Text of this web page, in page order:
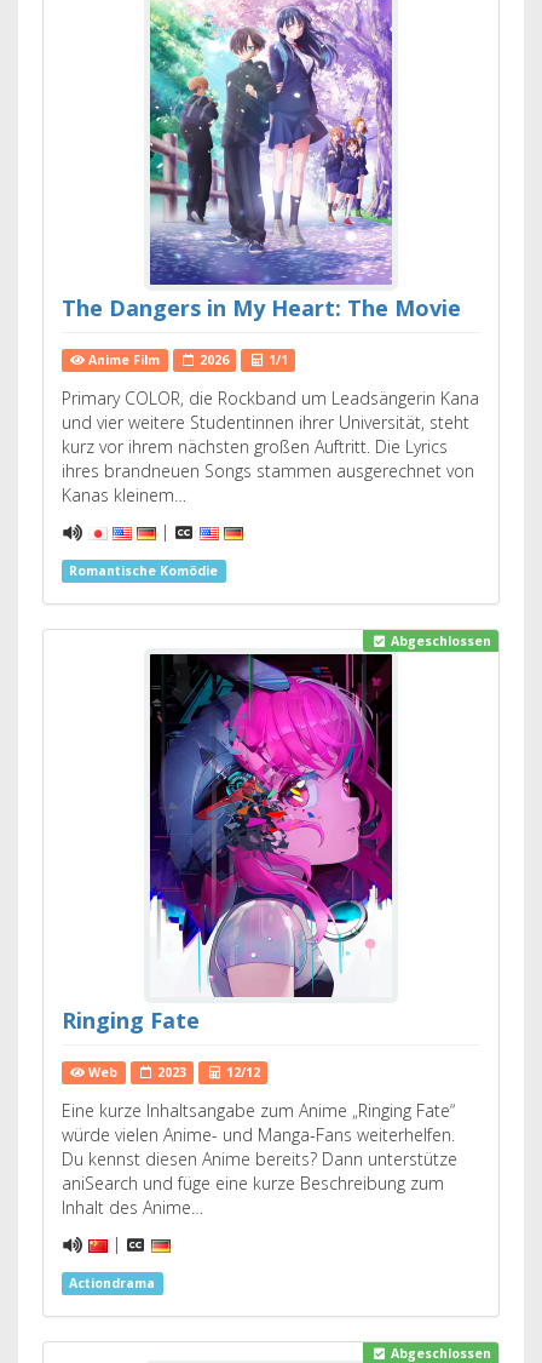
The Dangers in My Heart: The Movie
Anime Film 2026 1/1
Primary COLOR, die Rockband um Leadsängerin Kana
und vier weitere Studentinnen ihrer Universität, steht
kurz vor ihrem nächsten großen Auftritt. Die Lyrics
ihres brandneuen Songs stammen ausgerechnet von
Kanas kleinem…
|
Romantische Komödie
Abgeschlossen
Ringing Fate
Web 2023 12/12
Eine kurze Inhaltsangabe zum Anime „Ringing Fate“
würde vielen Anime- und Manga-Fans weiterhelfen.
Du kennst diesen Anime bereits? Dann unterstütze
aniSearch und füge eine kurze Beschreibung zum
Inhalt des Anime…
|
Actiondrama
Abgeschlossen